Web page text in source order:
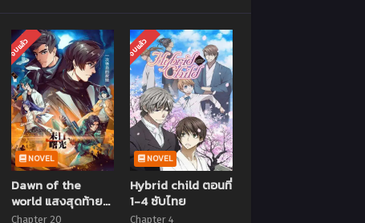
จบแล้ว
NOVEL
Dawn of the
world แสงสุดท้าย
วันสิ้นโลก ตอนที่ 1-
Chapter 20
จบแล้ว
NOVEL
Hybrid child ตอนที่
1-4 ซับไทย
Chapter 4